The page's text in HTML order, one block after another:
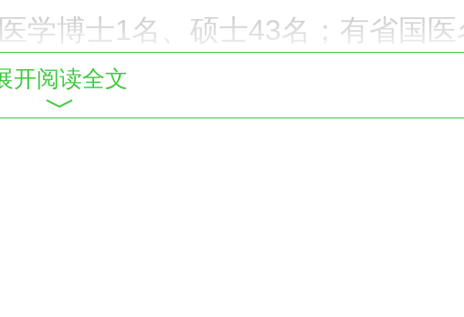
学博士1名、硕士43名；有省国
家工作室专家、全国名老中医药
名。医院是旴江医学流派和建昌
全国中医药传承创新发展示范试点
中医优势专科1个、国家中医重
开阅读全文